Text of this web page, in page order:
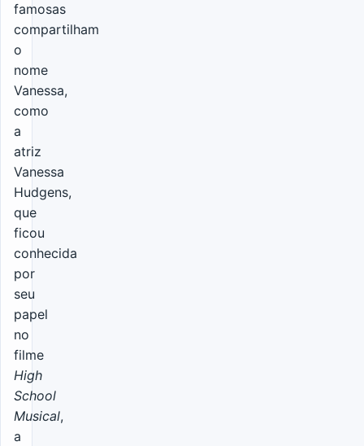
famosas
compartilham
o
nome
Vanessa,
como
a
atriz
Vanessa
Hudgens,
que
ficou
conhecida
por
seu
papel
no
filme
High
School
Musical,
a